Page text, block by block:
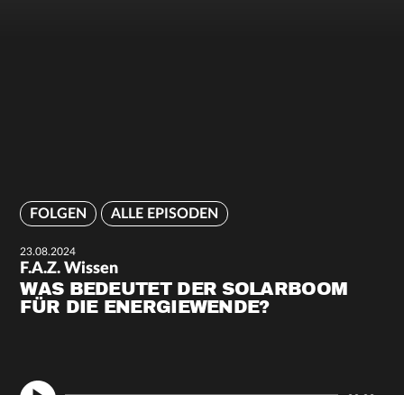
FOLGEN ALLE EPISODEN
23.08.2024
F.A.Z. Wissen
WAS BEDEUTET DER SOLARBOOM
FÜR DIE ENERGIEWENDE?